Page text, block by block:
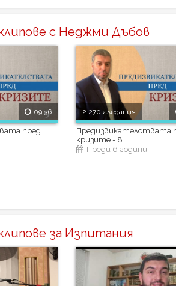
с Неджми Дъбов
09:36
пред
2 270 гледания
Предизвикателствата
кризите - 8
Преди 6 години
за Изпитания